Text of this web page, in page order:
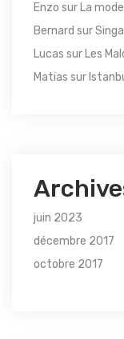
Enzo sur La
Bernard sur
Lucas sur Les
Matias sur
juin 2023
décembre 2017
octobre 2017